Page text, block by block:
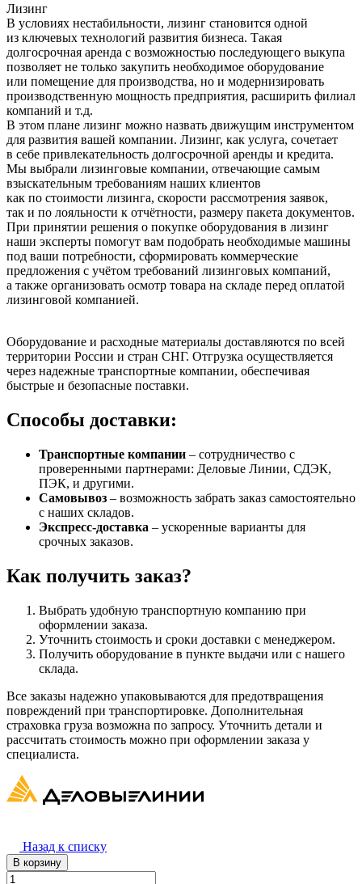
Лизинг
В условиях нестабильности, лизинг становится одной
из ключевых технологий развития бизнеса. Такая
долгосрочная аренда с возможностью последующего выкупа
позволяет не только закупить необходимое оборудование
или помещение для производства, но и модернизировать
производственную мощность предприятия, расширить филиал
компаний и т.д.
В этом плане лизинг можно назвать движущим инструментом
для развития вашей компании. Лизинг, как услуга, сочетает
в себе привлекательность долгосрочной аренды и кредита.
Мы выбрали лизинговые компании, отвечающие самым
взыскательным требованиям наших клиентов
как по стоимости лизинга, скорости рассмотрения заявок,
так и по лояльности к отчётности, размеру пакета документов.
При принятии решения о покупке оборудования в лизинг
наши эксперты помогут вам подобрать необходимые машины
под ваши потребности, сформировать коммерческие
предложения с учётом требований лизинговых компаний,
а также организовать осмотр товара на складе перед оплатой
лизинговой компанией.
Оборудование и расходные материалы доставляются по всей
территории России и стран СНГ. Отгрузка осуществляется
через надежные транспортные компании, обеспечивая
быстрые и безопасные поставки.
Способы доставки:
Транспортные компании – сотрудничество с
проверенными партнерами: Деловые Линии, СДЭК,
ПЭК, и другими.
Самовывоз – возможность забрать заказ самостоятельно
с наших складов.
Экспресс-доставка – ускоренные варианты для
срочных заказов.
Как получить заказ?
Выбрать удобную транспортную компанию при
оформлении заказа.
Уточнить стоимость и сроки доставки с менеджером.
Получить оборудование в пункте выдачи или с нашего
склада.
Все заказы надежно упаковываются для предотвращения
повреждений при транспортировке. Дополнительная
страховка груза возможна по запросу. Уточнить детали и
рассчитать стоимость можно при оформлении заказа у
специалиста.
Назад к списку
В корзину